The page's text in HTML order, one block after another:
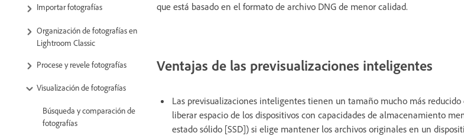
Importar fotografías
Organización de fotografías en
Lightroom Classic
Procese y revele fotografías
Visualización de fotografías
Búsqueda y comparación de
fotografías
que está basado en el formato de archivo DNG de menor calidad.
Ventajas de las previsualizaciones inteligentes
Las previsualizaciones inteligentes tienen un tamaño mucho más
liberar espacio de los dispositivos con capacidades de almacenamiento
estado sólido [SSD]) si elige mantener los archivos originales en un